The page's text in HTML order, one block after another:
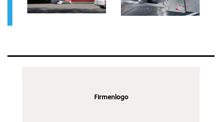
Firmenlogo